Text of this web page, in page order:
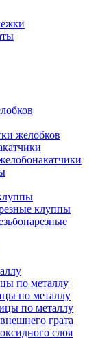
желобков
клуппы
по металлу
по металлу
по металлу
грата
слоя